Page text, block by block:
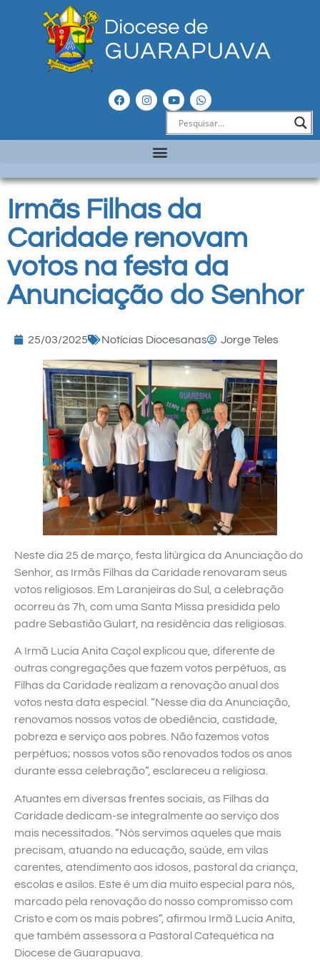
Irmãs Filhas da
Caridade renovam
votos na festa da
Anunciação do Senhor
25/03/2025 Notícias Diocesanas Jorge Teles
Neste dia 25 de março, festa litúrgica da Anunciação do
Senhor, as Irmãs Filhas da Caridade renovaram seus
votos religiosos. Em Laranjeiras do Sul, a celebração
ocorreu às 7h, com uma Santa Missa presidida pelo
padre Sebastião Gulart, na residência das religiosas.
A Irmã Lucia Anita Caçol explicou que, diferente de
outras congregações que fazem votos perpétuos, as
Filhas da Caridade realizam a renovação anual dos
votos nesta data especial. “Nesse dia da Anunciação,
renovamos nossos votos de obediência, castidade,
pobreza e serviço aos pobres. Não fazemos votos
perpétuos; nossos votos são renovados todos os anos
durante essa celebração”, esclareceu a religiosa.
Atuantes em diversas frentes sociais, as Filhas da
Caridade dedicam-se integralmente ao serviço dos
mais necessitados. “Nós servimos aqueles que mais
precisam, atuando na educação, saúde, em vilas
carentes, atendimento aos idosos, pastoral da criança,
escolas e asilos. Este é um dia muito especial para nós,
marcado pela renovação do nosso compromisso com
Cristo e com os mais pobres”, afirmou Irmã Lucia Anita,
que também assessora a Pastoral Catequética na
Diocese de Guarapuava.